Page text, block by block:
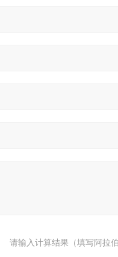
请输入计算结果（填写阿拉